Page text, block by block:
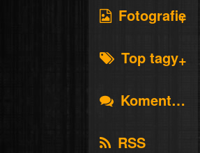
Fotografie
Top tagy
Komentáře
RSS